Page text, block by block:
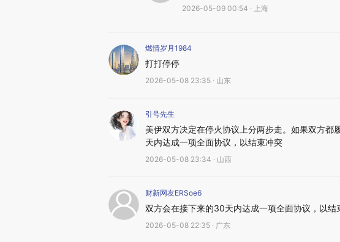
2026-05-09 00:54 · 上海
燃情岁月1984
打打停停
2026-05-08 23:35 · 山东
引号先生
美伊双方决定在停火协议上分两步走。如果双方
天内达成一项全面协议，以结束冲突
2026-05-08 23:34 · 山西
财新网友ERSoe6
双方会在接下来的30天内达成一项全面协议，以结
2026-05-08 22:35 · 广东